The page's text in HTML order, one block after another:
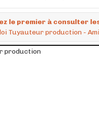
le premier à consulter
Tuyauteur production -
production